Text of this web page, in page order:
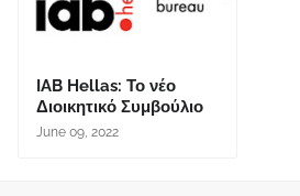
IAB Hellas: Το νέο
Διοικητικό Συμβούλιο
June 09, 2022